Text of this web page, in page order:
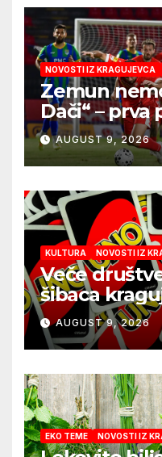
NOVOSTI IZ KRAGUJEVCA
Zemun
Dači“ – prva
Radničkog
mandatu
AUGUST 9, 2026
KULTURA NOVOSTI IZ
Veče
šibaca
AUGUST 9, 2026
EKO TEME NOVOSTI IZ